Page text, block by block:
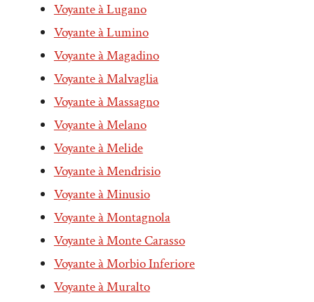
Voyante à Lugano
Voyante à Lumino
Voyante à Magadino
Voyante à Malvaglia
Voyante à Massagno
Voyante à Melano
Voyante à Melide
Voyante à Mendrisio
Voyante à Minusio
Voyante à Montagnola
Voyante à Monte Carasso
Voyante à Morbio Inferiore
Voyante à Muralto